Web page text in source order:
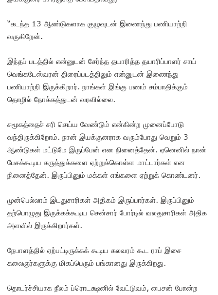
“கடந்த 13 ஆண்டுகளாக குழுவுடன் இணைந்து பணியாற்றி
வருகிறேன்.
இந்தப் படத்தில் என்னுடன் சேர்ந்த தயாரித்த தயாரிப்பாளர் சாய்
வெங்கடேஸ்வரன் திரைப்படத்திலும் என்னுடன் இணைந்து
பணியாற்றி இருக்கிறார். நாங்கள் இங்கு பணம் சம்பாதிக்கும்
தொழில் நோக்கத்துடன் வரவில்லை.
சமூகத்தைச் சரி செய்ய வேண்டும் என்கின்ற முனைப்போடு
வந்திருக்கிறோம். நான் இயக்குனராக வரும்போது வெறும் 3
ஆண்டுகள் மட்டுமே இருப்பேன் என நினைத்தேன். ஏனெனில் நான்
பேசக்கூடிய கருத்துக்களை ஏற்றுக்கொள்ள மாட்டார்கள் என
நினைத்தேன். இருப்பினும் மக்கள் எங்களை ஏற்றுக் கொண்டனர்.
முன்பெல்லாம் இடதுசாரிகள் அதிகம் இருப்பார்கள். இருப்பினும்
தற்பொழுது இருக்கக்கூடிய சென்சார் போர்டில் வலதுசாரிகள் அதிக
அளவில் இருக்கிறார்கள்.
நேபாளத்தில் ஏற்பட்டிருக்கக் கூடிய கலவரம் கூட ராப் இசை
கலைஞர்களுக்கு மிகப்பெரும் பங்கானது இருக்கிறது.
தொடர்ச்சியாக நீலம் ப்ரொடக்ஷனில் வேட்டுவம், பைசன் போன்ற